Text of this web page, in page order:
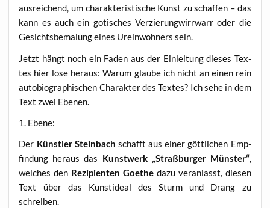
aus­rei­chend, um cha­rak­te­ris­ti­sche Kunst zu schaf­fen – das
kann es auch ein goti­sches Ver­zie­rung­wirr­warr oder die
Gesichts­be­ma­lung eines Urein­woh­ners sein.
Jetzt hängt noch ein Faden aus der Ein­lei­tung die­ses Tex­
tes hier lose her­aus: War­um glau­be ich nicht an einen rein
auto­bio­gra­phi­schen Cha­rak­ter des Tex­tes? Ich sehe in dem
Text zwei Ebenen.
1. Ebe­ne:
Der Künst­ler Stein­bach schafft aus einer gött­li­chen Emp­
fin­dung her­aus das Kunst­werk „Straß­bur­ger Müns­ter“,
wel­ches den Rezi­pi­en­ten Goe­the dazu ver­an­lasst, die­sen
Text über das Kunst­ide­al des Sturm und Drang zu
schreiben.